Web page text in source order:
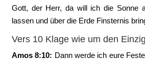
Gott, der Herr, da will ich die Sonne
lassen und über die Erde Finsternis
Vers 10 Klage wie um den
Amos 8:10: ‭Dann werde ich eure